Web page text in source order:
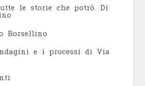
le storie che potrò. Di
Borsellino
e i processi di Via